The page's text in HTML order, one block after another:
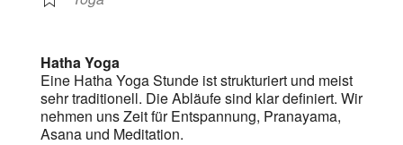
Hatha Yoga
Eine Hatha Yoga Stunde ist strukturiert und meist
sehr traditionell. Die Abläufe sind klar definiert. Wir
nehmen uns Zeit für Entspannung, Pranayama,
Asana und Meditation.